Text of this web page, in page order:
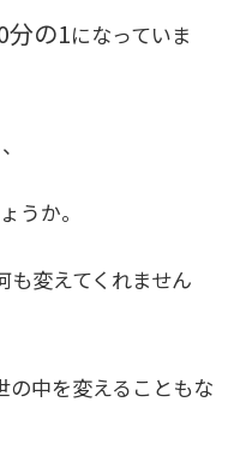
分の1になっていま
うか。
も変えてくれません
の中を変えることもな